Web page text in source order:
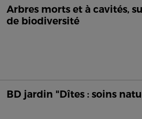
Arbres morts et à cavités,
de biodiversité
BD jardin "Dîtes : soins